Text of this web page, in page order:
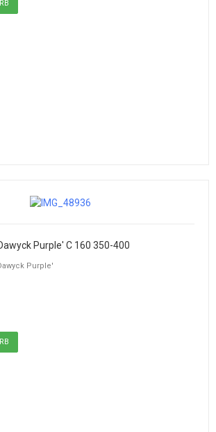
Purple' C 160 350-400
Purple'